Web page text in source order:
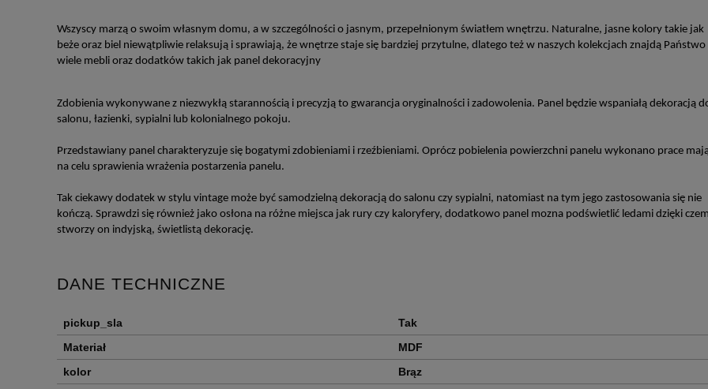
Wszyscy marzą o swoim własnym domu, a w szczególności o jasnym, przepełnionym światłem wnętrzu. Naturalne, jasne kolory takie jak
beże oraz biel niewątpliwie relaksują i sprawiają, że wnętrze staje się bardziej przytulne, dlatego też w naszych kolekcjach znajdą Państwo
wiele mebli oraz dodatków takich jak panel dekoracyjny
Zdobienia wykonywane z niezwykłą starannością i precyzją to gwarancja oryginalności i zadowolenia. Panel będzie wspaniałą dekoracją
salonu, łazienki, sypialni lub kolonialnego pokoju.
Przedstawiany panel charakteryzuje się bogatymi zdobieniami i rzeźbieniami. Oprócz pobielenia powierzchni panelu wykonano prace
na celu sprawienia wrażenia postarzenia panelu.
Tak ciekawy dodatek w stylu vintage może być samodzielną dekoracją do salonu czy sypialni, natomiast na tym jego zastosowania się nie
kończą. Sprawdzi się również jako osłona na różne miejsca jak rury czy kaloryfery, dodatkowo panel mozna podświetlić ledami dzięki
stworzy on indyjską, świetlistą dekorację.
DANE TECHNICZNE
pickup_sla
Tak
Materiał
MDF
kolor
Brąz